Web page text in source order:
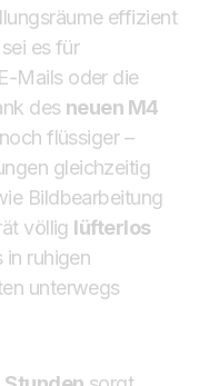
effizient
es für
Mails oder die
des neuen M4
flüssiger –
gleichzeitig
Bildbearbeitung
völlig lüfterlos
in ruhigen
unterwegs